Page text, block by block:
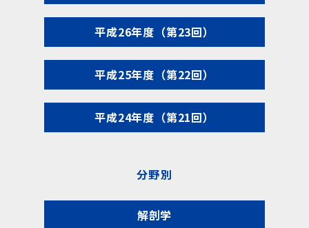
平成26年度（第23回）
平成25年度（第22回）
平成24年度（第21回）
分野別
解剖学